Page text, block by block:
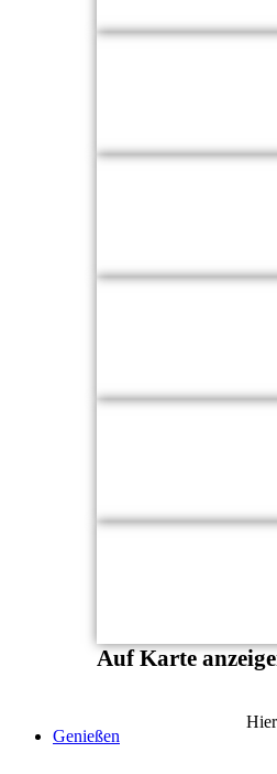
Auf Karte
Genießen